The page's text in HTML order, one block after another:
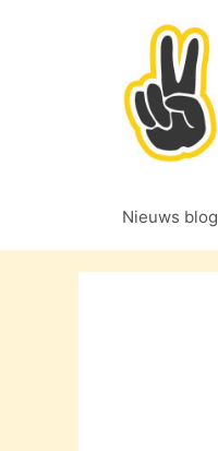
Nieuws blog